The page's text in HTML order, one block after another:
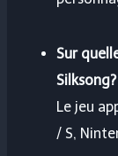
Sur
Silksong?
Le jeu
/ S,